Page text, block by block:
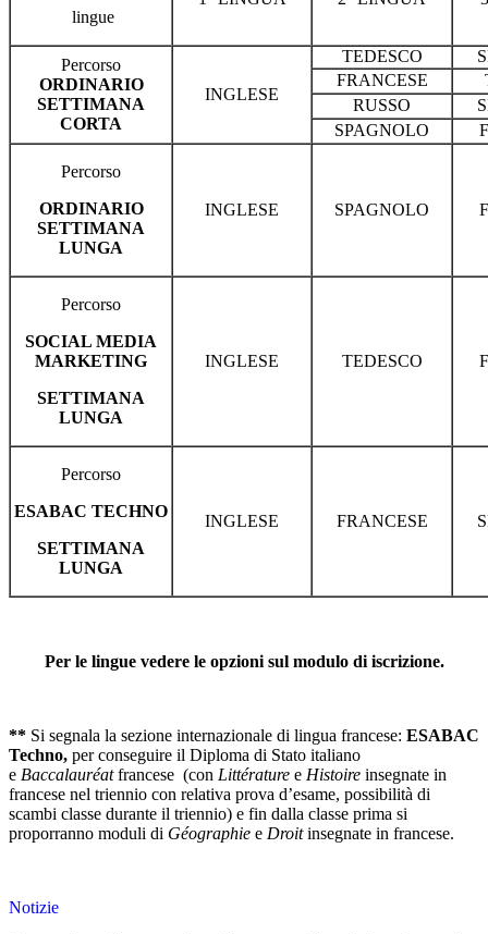
lingue
Percorso
ORDINARIO
SETTIMANA
CORTA
INGLESE
TEDESCO
FRANCESE
RUSSO
SPAGNOLO
Percorso
ORDINARIO
SETTIMANA
LUNGA
INGLESE SPAGNOLO
Percorso
SOCIAL MEDIA
MARKETING
SETTIMANA
LUNGA
INGLESE TEDESCO
Percorso
ESABAC TECHNO
SETTIMANA
LUNGA
INGLESE FRANCESE
Per le lingue vedere le opzioni sul modulo di iscrizione.
** Si segnala la sezione internazionale di lingua francese: ESABAC
Techno, per conseguire il Diploma di Stato italiano
e Baccalauréat francese (con Littérature e Histoire insegnate in
francese nel triennio con relativa prova d’esame, possibilità di
scambi classe durante il triennio) e fin dalla classe prima si
proporranno moduli di Géographie e Droit insegnate in francese.
Notizie